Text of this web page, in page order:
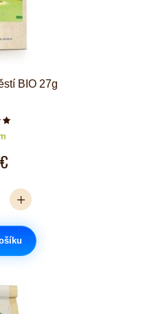
BIO 27g
hvězdiček je 5 z 5